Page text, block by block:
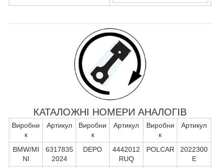
КАТАЛОЖНІ НОМЕРИ АНАЛОГІВ
Виробни
к
Артикул
Виробни
к
Артикул
Виробни
к
Артикул
BMW/MI
NI
6317835
2024
DEPO
4442012
RUQ
POLCAR
2022300
E